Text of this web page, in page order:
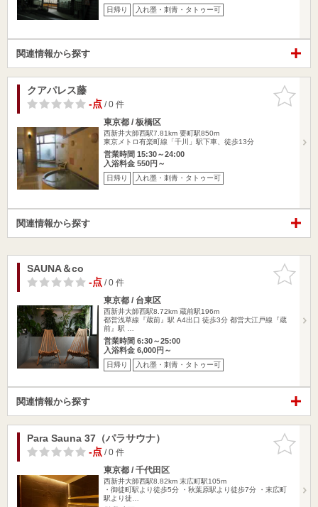
日帰り 入れ墨・刺青・タトゥー可
関連情報から探す
お気に入
りに追加
クアパレス藤
-点/ 0 件
東京都 / 板橋区
西新井大師西駅7.81km 要町駅850m
東京メトロ有楽町線「千川」駅下車、徒歩13分
営業時間 15:30～24:00
入浴料金 550円～
日帰り 入れ墨・刺青・タトゥー可
関連情報から探す
お気に入
りに追加
SAUNA＆co
-点/ 0 件
東京都 / 台東区
西新井大師西駅8.72km 蔵前駅196m
都営浅草線『蔵前』駅 A4出口 徒歩3分 都営大江戸線『蔵
前』駅 …
営業時間 6:30～25:00
入浴料金 6,000円～
日帰り 入れ墨・刺青・タトゥー可
関連情報から探す
お気に入
りに追加
Para Sauna 37（パラサウナ）
-点/ 0 件
東京都 / 千代田区
西新井大師西駅8.82km 末広町駅105m
・御徒町駅より徒歩5分 ・秋葉原駅より徒歩7分 ・末広町
駅より徒…